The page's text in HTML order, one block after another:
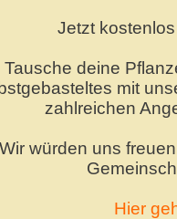
Jetzt
Tausche deine
mit
zahlreichen
Wir würden uns
Hier